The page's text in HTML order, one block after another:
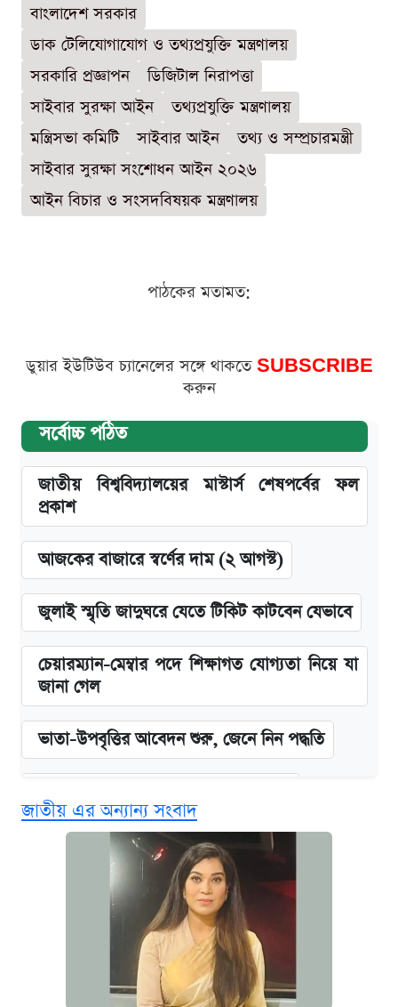
বাংলাদেশ সরকার
ডাক টেলিযোগাযোগ ও তথ্যপ্রযুক্তি মন্ত্রণালয়
সরকারি প্রজ্ঞাপন
ডিজিটাল নিরাপত্তা
সাইবার সুরক্ষা আইন
তথ্যপ্রযুক্তি মন্ত্রণালয়
মন্ত্রিসভা কমিটি
সাইবার আইন
তথ্য ও সম্প্রচারমন্ত্রী
সাইবার সুরক্ষা সংশোধন আইন ২০২৬
আইন বিচার ও সংসদবিষয়ক মন্ত্রণালয়
পাঠকের মতামত:
ডুয়ার ইউটিউব চ্যানেলের সঙ্গে থাকতে SUBSCRIBE
করুন
সর্বোচ্চ পঠিত
জাতীয় বিশ্ববিদ্যালয়ের মাস্টার্স শেষপর্বের ফল
প্রকাশ
আজকের বাজারে স্বর্ণের দাম (২ আগস্ট)
জুলাই স্মৃতি জাদুঘরে যেতে টিকিট কাটবেন যেভাবে
চেয়ারম্যান-মেম্বার পদে শিক্ষাগত যোগ্যতা নিয়ে যা
জানা গেল
ভাতা-উপবৃত্তির আবেদন শুরু, জেনে নিন পদ্ধতি
‘গুলশানের চামেলি’ তে যৌনকর্মীর দালাল অ্যাডলফ
আজ শুক্রবার রাজধানীর যেসব মার্কেট-দোকানপাট
কবে শুরু হচ্ছে ঢাবির ভর্তি আবেদন, জানাল কর্তৃপক্ষ
জাতীয় এর অন্যান্য সংবাদ